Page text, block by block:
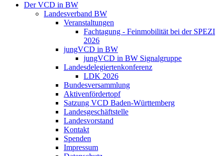
Der VCD in BW
Landesverband BW
Veranstaltungen
Fachtagung - Feinmobilität bei der SPEZI
2026
jungVCD in BW
jungVCD in BW Signalgruppe
Landesdelegiertenkonferenz
LDK 2026
Bundesversammlung
Aktivenfördertopf
Satzung VCD Baden-Württemberg
Landesgeschäftstelle
Landesvorstand
Kontakt
Spenden
Impressum